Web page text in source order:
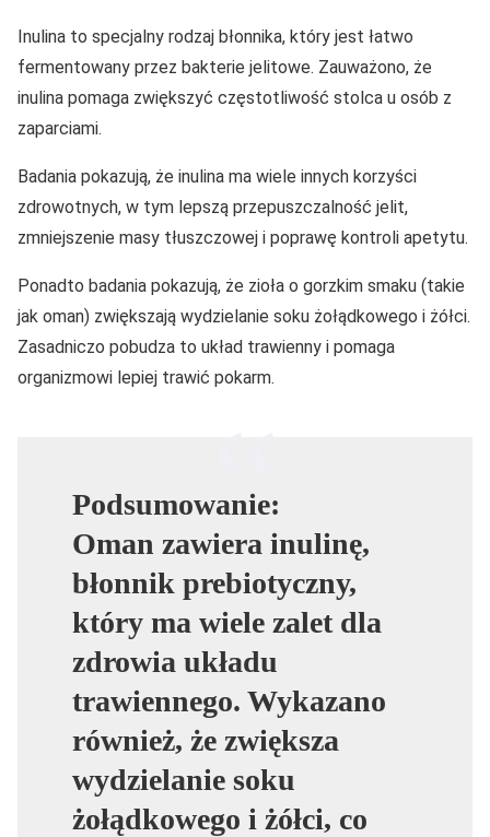
Inulina to specjalny rodzaj błonnika, który jest łatwo
fermentowany przez bakterie jelitowe. Zauważono, że
inulina pomaga zwiększyć częstotliwość stolca u osób z
zaparciami.
Badania pokazują, że inulina ma wiele innych korzyści
zdrowotnych, w tym lepszą przepuszczalność jelit,
zmniejszenie masy tłuszczowej i poprawę kontroli apetytu.
Ponadto badania pokazują, że zioła o gorzkim smaku (takie
jak oman) zwiększają wydzielanie soku żołądkowego i żółci.
Zasadniczo pobudza to układ trawienny i pomaga
organizmowi lepiej trawić pokarm.
Podsumowanie:
Oman zawiera inulinę,
błonnik prebiotyczny,
który ma wiele zalet dla
zdrowia układu
trawiennego. Wykazano
również, że zwiększa
wydzielanie soku
żołądkowego i żółci, co